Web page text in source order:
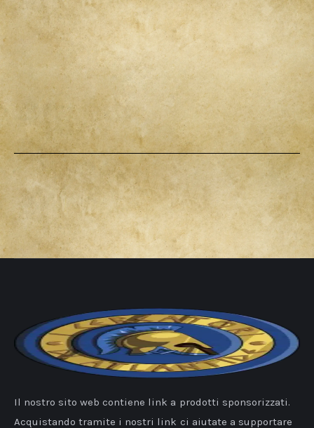
Il nostro sito web contiene link a prodotti sponsorizzati.
Acquistando tramite i nostri link ci aiutate a supportare